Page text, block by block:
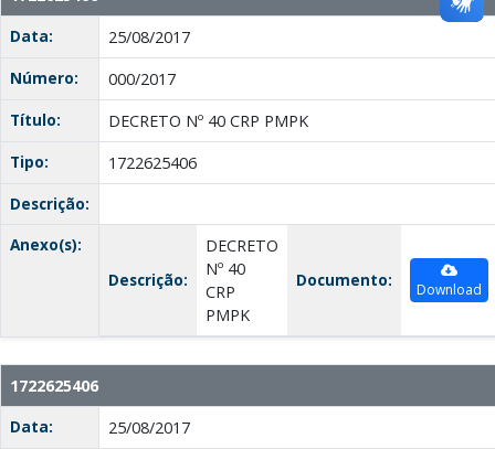
Data:
25/08/2017
Número:
000/2017
Título:
DECRETO Nº 40 CRP PMPK
Tipo:
1722625406
Descrição:
Anexo(s):
Descrição:
DECRETO
Nº 40
CRP
PMPK
Documento: Download
1722625406
Data:
25/08/2017